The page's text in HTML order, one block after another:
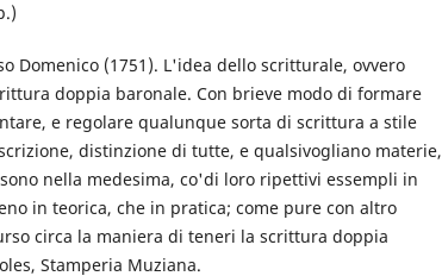
Domenico (1751). L'idea dello scritturale, ovvero
doppia baronale. Con brieve modo di formare
e regolare qualunque sorta di scrittura a stile
distinzione di tutte, e qualsivogliano materie,
nella medesima, co'di loro ripettivi essempli in
in teorica, che in pratica; come pure con altro
circa la maniera di teneri la scrittura doppia
Stamperia Muziana.